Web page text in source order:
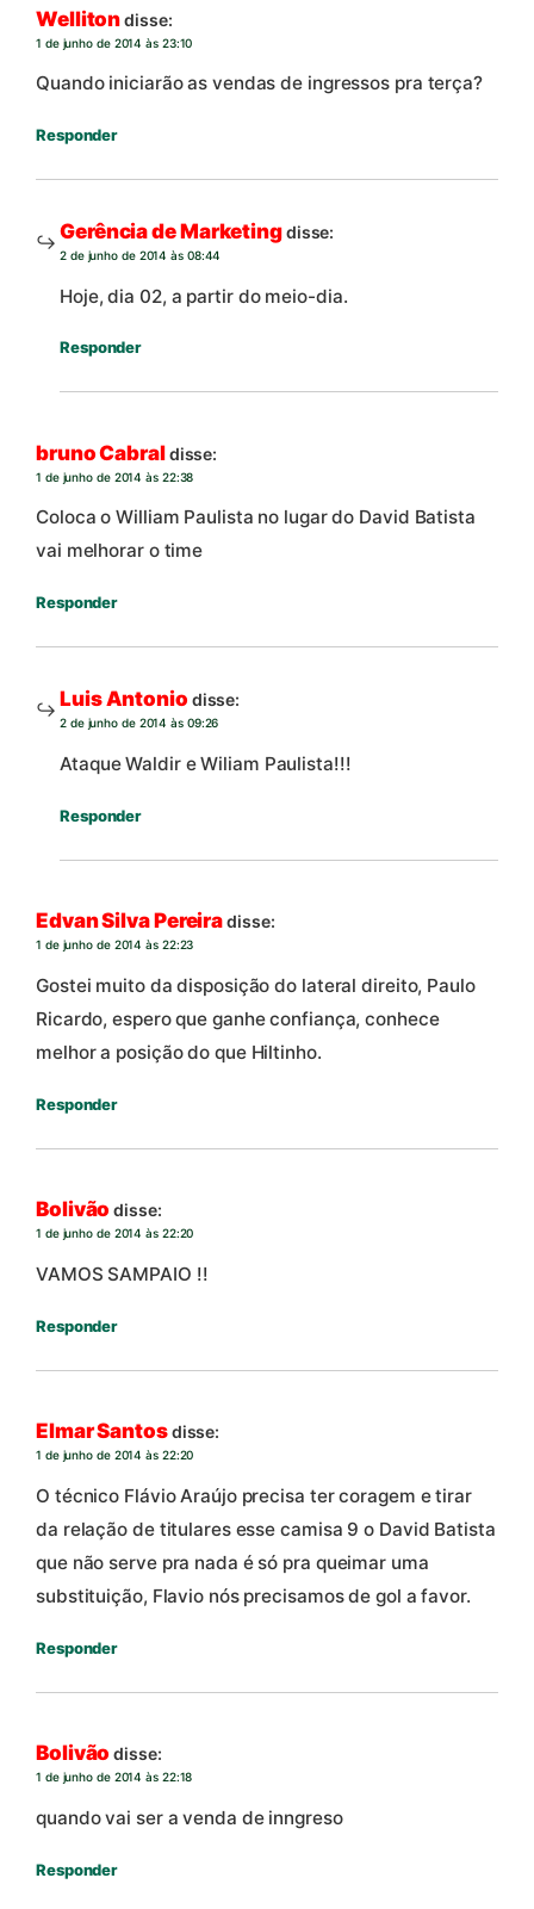
Wellitondisse:
1 de junho de 2014 às 23:10
Quando iniciarão as vendas de ingressos pra terça?
Responder
Gerência de Marketingdisse:
2 de junho de 2014 às 08:44
Hoje, dia 02, a partir do meio-dia.
Responder
bruno Cabraldisse:
1 de junho de 2014 às 22:38
Coloca o William Paulista no lugar do David Batista
vai melhorar o time
Responder
Luis Antonio disse:
2 de junho de 2014 às 09:26
Ataque Waldir e Wiliam Paulista!!!
Responder
Edvan Silva Pereiradisse:
1 de junho de 2014 às 22:23
Gostei muito da disposição do lateral direito, Paulo
Ricardo, espero que ganhe confiança, conhece
melhor a posição do que Hiltinho.
Responder
Bolivão disse:
1 de junho de 2014 às 22:20
VAMOS SAMPAIO !!
Responder
Elmar Santosdisse:
1 de junho de 2014 às 22:20
O técnico Flávio Araújo precisa ter coragem e tirar
da relação de titulares esse camisa 9 o David Batista
que não serve pra nada é só pra queimar uma
substituição, Flavio nós precisamos de gol a favor.
Responder
Bolivão disse:
1 de junho de 2014 às 22:18
quando vai ser a venda de inngreso
Responder